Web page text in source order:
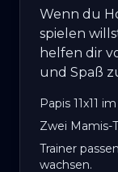
Wenn du
spielen
helfen dir
und Spaß
Papis 11x11
Zwei Mamis-
Trainer
wachsen.